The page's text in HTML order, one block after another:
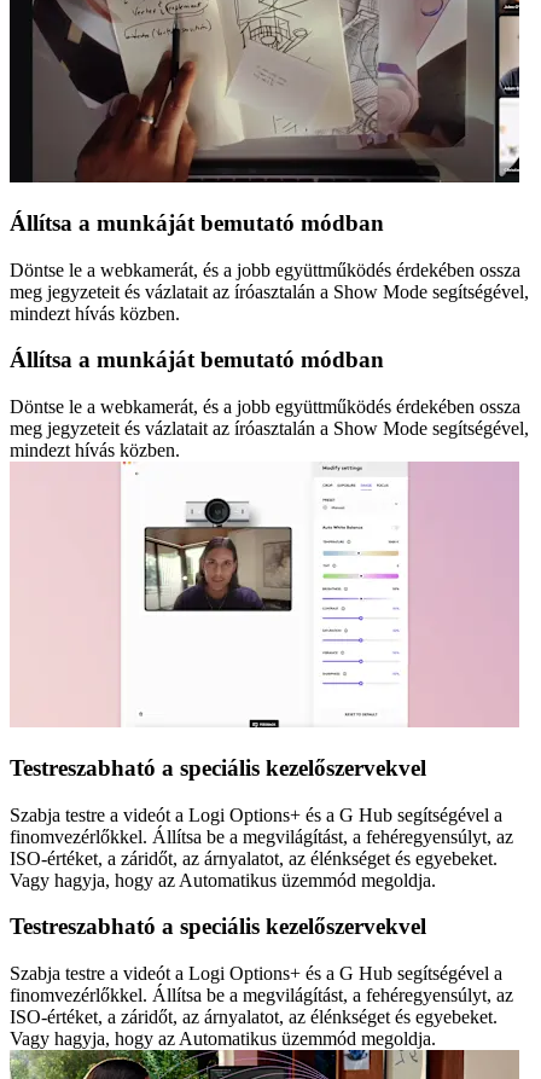
Állítsa a munkáját bemutató módban
Döntse le a webkamerát, és a jobb együttműködés érdekében ossza
meg jegyzeteit és vázlatait az íróasztalán a Show Mode segítségével,
mindezt hívás közben.
Állítsa a munkáját bemutató módban
Döntse le a webkamerát, és a jobb együttműködés érdekében ossza
meg jegyzeteit és vázlatait az íróasztalán a Show Mode segítségével,
mindezt hívás közben.
Testreszabható a speciális kezelőszervekvel
Szabja testre a videót a Logi Options+ és a G Hub segítségével a
finomvezérlőkkel. Állítsa be a megvilágítást, a fehéregyensúlyt, az
ISO-értéket, a záridőt, az árnyalatot, az élénkséget és egyebeket.
Vagy hagyja, hogy az Automatikus üzemmód megoldja.
Testreszabható a speciális kezelőszervekvel
Szabja testre a videót a Logi Options+ és a G Hub segítségével a
finomvezérlőkkel. Állítsa be a megvilágítást, a fehéregyensúlyt, az
ISO-értéket, a záridőt, az árnyalatot, az élénkséget és egyebeket.
Vagy hagyja, hogy az Automatikus üzemmód megoldja.